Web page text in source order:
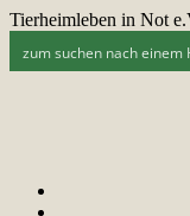
Tierheimleben in Not